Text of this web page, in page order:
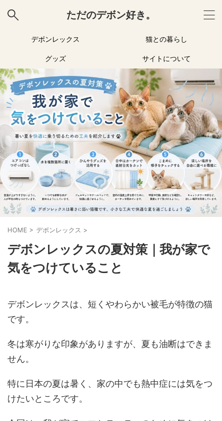
ただのデボン好き。
デボンレックス 猫との暮らし
グッズ サイトについて
HOME > デボンレックス >
デボンレックスの夏対策｜我が家で
気をつけていること
デボンレックスは、短くやわらかい被毛が特徴の猫
です。
冬は寒がりな印象がありますが、夏も油断はできま
せん。
特に日本の夏は暑く、家の中でも熱中症には気をつ
けたいところです。